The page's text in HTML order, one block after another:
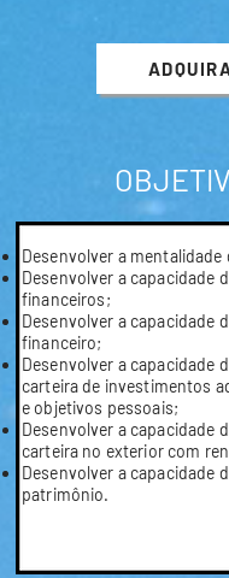
Desenvolver a
Desenvolver a capacidade
financeiros;
Desenvolver a capacidade
financeiro;
Desenvolver a capacidade
carteira de investimentos
e objetivos pessoais;
Desenvolver a capacidade
carteira no exterior com
Desenvolver a capacidade
patrimônio.